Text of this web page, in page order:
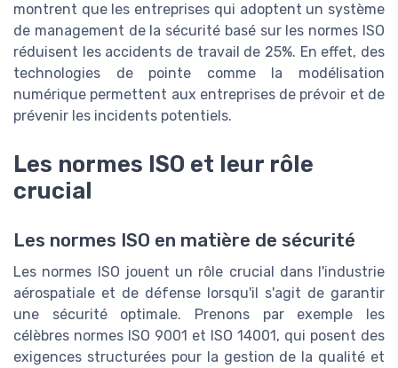
montrent que les entreprises qui adoptent un système
de management de la sécurité basé sur les normes ISO
réduisent les accidents de travail de 25%. En effet, des
technologies de pointe comme la modélisation
numérique permettent aux entreprises de prévoir et de
prévenir les incidents potentiels.
Les normes ISO et leur rôle
crucial
Les normes ISO en matière de sécurité
Les normes ISO jouent un rôle crucial dans l'industrie
aérospatiale et de défense lorsqu'il s'agit de garantir
une sécurité optimale. Prenons par exemple les
célèbres normes ISO 9001 et ISO 14001, qui posent des
exigences structurées pour la gestion de la qualité et